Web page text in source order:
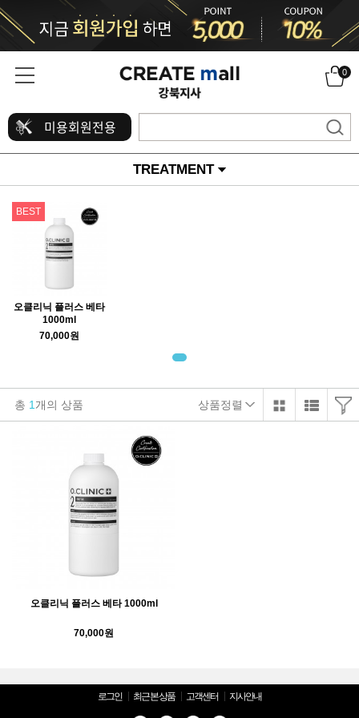
0
미용회원전용
TREATMENT
BEST
오클리닉 플러스 베타
1000ml
70,000원
총 1 개의 상품 상품정렬
오클리닉 플러스 베타 1000ml
70,000원
로그인 최근 본 상품 고객센터 지사안내